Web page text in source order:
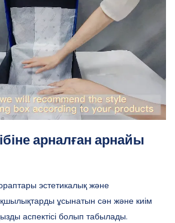
арналған арнайы
эстетикалық және
ұсынатын сән және киім
аспектісі болып табылады.